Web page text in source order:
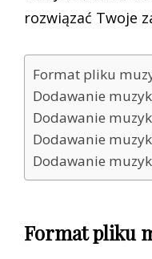
rozwiązać Twoje
Format pliku
Dodawanie
Dodawanie
Dodawanie
Dodawanie
Format pliku